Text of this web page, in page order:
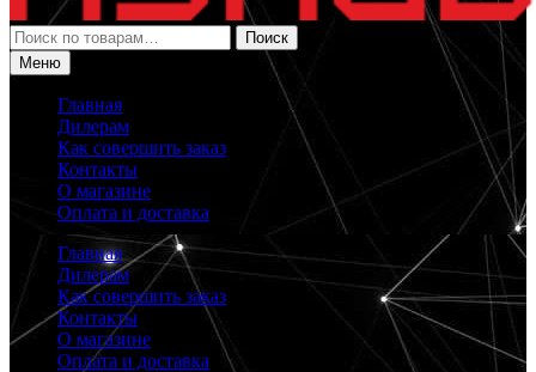
Искать:
Поиск
Меню
Главная
Дилерам
Как совершить заказ
Контакты
О магазине
Оплата и доставка
Главная
Дилерам
Как совершить заказ
Контакты
О магазине
Оплата и доставка